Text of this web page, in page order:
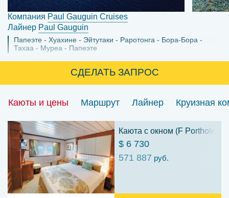
Компания Paul Gauguin Cruises
Лайнер Paul Gauguin
Папеэте Хуахине Эйтутаки Раротонга
Бора-Бора
Тахаа
Муреа Папеэте
СДЕЛАТЬ ЗАПРОС
Каюты и цены Маршрут Лайнер Круизная
Каюта с окном (F Porthole
$ 6 730
571 887 руб.